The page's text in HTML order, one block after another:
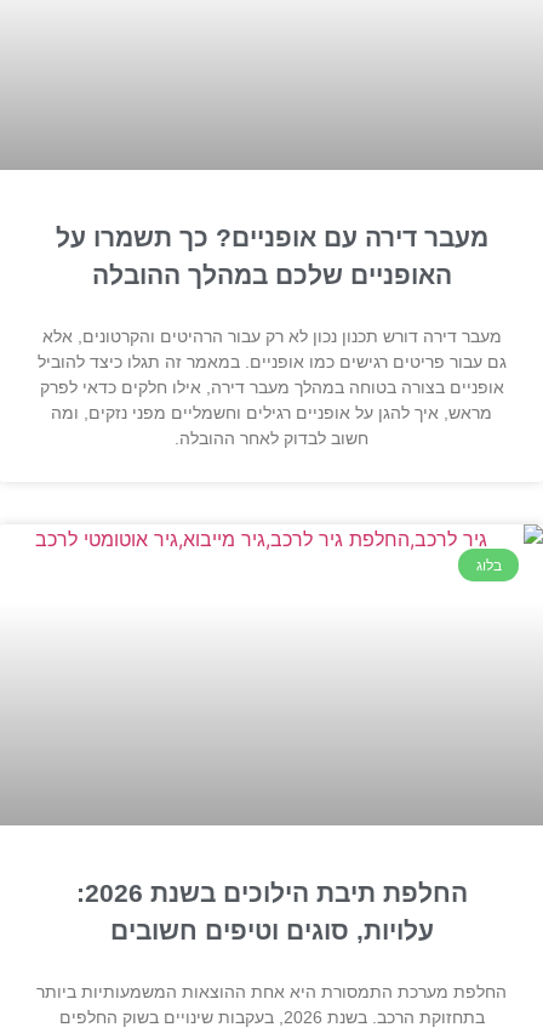
מעבר דירה עם אופניים? כך תשמרו על
האופניים שלכם במהלך ההובלה
מעבר דירה דורש תכנון נכון לא רק עבור הרהיטים והקרטונים, אלא
גם עבור פריטים רגישים כמו אופניים. במאמר זה תגלו כיצד להוביל
אופניים בצורה בטוחה במהלך מעבר דירה, אילו חלקים כדאי לפרק
מראש, איך להגן על אופניים רגילים וחשמליים מפני נזקים, ומה
חשוב לבדוק לאחר ההובלה.
בלוג
החלפת תיבת הילוכים בשנת 2026:
עלויות, סוגים וטיפים חשובים
החלפת מערכת התמסורת היא אחת ההוצאות המשמעותיות ביותר
בתחזוקת הרכב. בשנת 2026, בעקבות שינויים בשוק החלפים